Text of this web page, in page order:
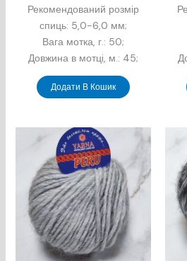
Рекомендований розмір
спиць: 5,0-6,0 мм;
Вага мотка, г.: 50;
Довжина в мотцi, м.: 45;
Додати В Кошик